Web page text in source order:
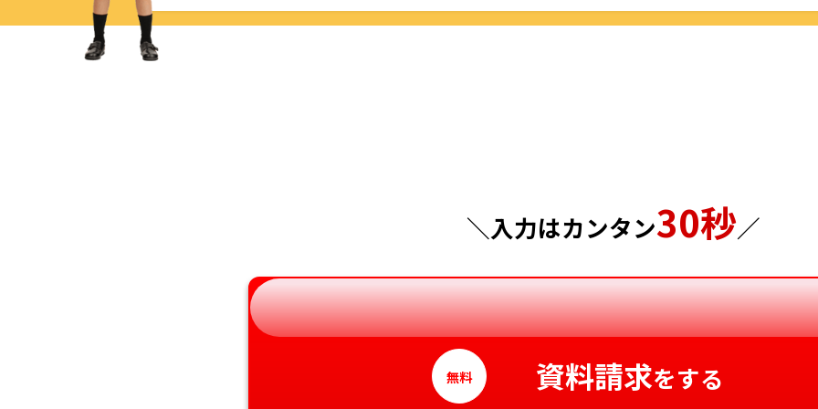
神奈川県
徳島県
愛媛県
＼入力はカンタン30秒／
無料 資料請求をする